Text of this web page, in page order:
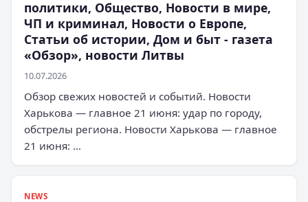
политики, Общество, Новости в мире,
ЧП и криминал, Новости о Европе,
Статьи об истории, Дом и быт - газета
«Обзор», новости Литвы
10.07.2026
Обзор свежих новостей и событий. Новости
Харькова — главное 21 июня: удар по городу,
обстрелы региона. Новости Харькова — главное
21 июня: …
NEWS